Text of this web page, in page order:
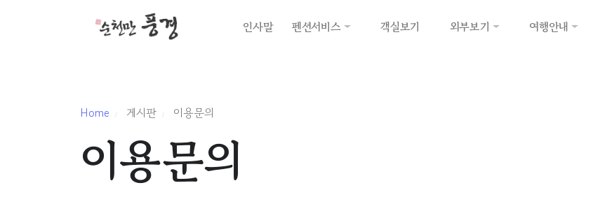
인사말 펜션서비스 객실보기 외부보기 여행안내
Home 게시판 이용문의
이용문의